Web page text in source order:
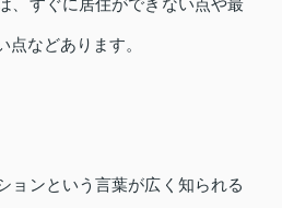
、すぐに居住ができない点や最
点などあります。
ョンという言葉が広く知られる